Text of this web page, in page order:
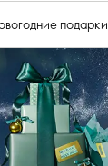
подарки